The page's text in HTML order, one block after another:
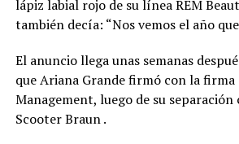
lápiz labial rojo de su línea REM
también decía: “Nos vemos el año
El anuncio llega unas semanas
que Ariana Grande firmó con la firma
Management, luego de su separación
Scooter Braun .